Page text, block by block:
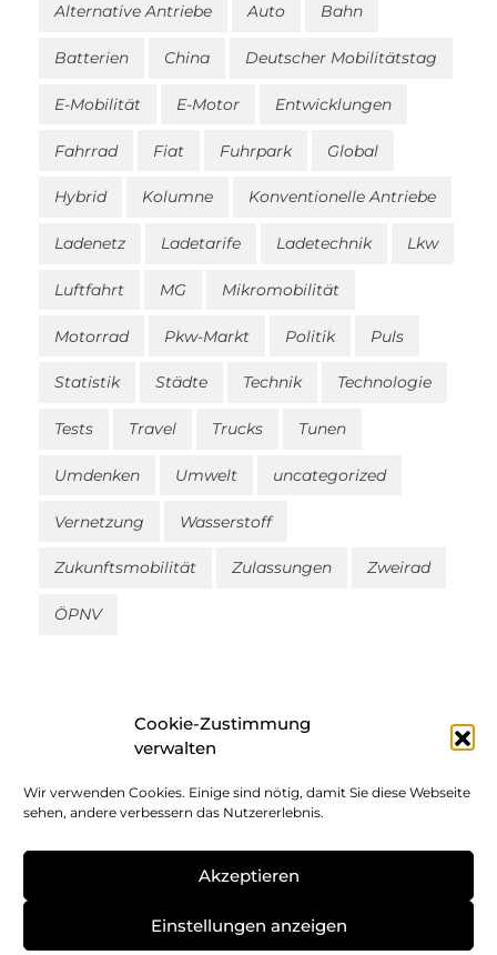
Cookie-Zustimmung
verwalten
Wir verwenden Cookies. Einige sind nötig, damit Sie diese Webseite
sehen, andere verbessern das Nutzererlebnis.
Akzeptieren
Einstellungen anzeigen
Alternative Antriebe Auto Bahn
Batterien China Deutscher Mobilitätstag
E-Mobilität E-Motor Entwicklungen
Fahrrad Fiat Fuhrpark Global
Hybrid Kolumne Konventionelle Antriebe
Ladenetz Ladetarife Ladetechnik Lkw
Luftfahrt MG Mikromobilität
Motorrad Pkw-Markt Politik Puls
Statistik Städte Technik Technologie
Tests Travel Trucks Tunen
Umdenken Umwelt uncategorized
Vernetzung Wasserstoff
Zukunftsmobilität Zulassungen Zweirad
ÖPNV
Impressum
Datenschutz